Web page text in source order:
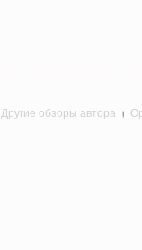
Другие обзоры автора